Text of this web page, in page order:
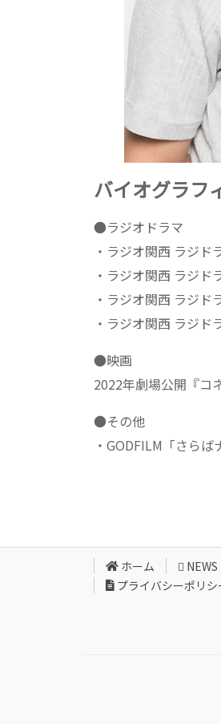
バイオグラフ
●ラジオドラマ
・ラジオ関西 ラジ
・ラジオ関西 ラジ
・ラジオ関西 ラジ
・ラジオ関西 ラジ
●映画
2022年劇場公開『
●その他
・GODFILM「さら
ホーム NEWS
プライバシーポリシ